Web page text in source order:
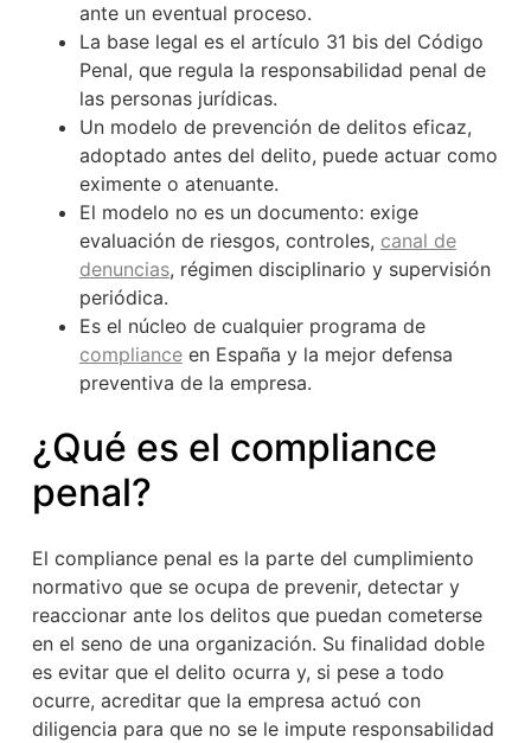
ante un eventual proceso.
La base legal es el artículo 31 bis del Código
Penal, que regula la responsabilidad penal de
las personas jurídicas.
Un modelo de prevención de delitos eficaz,
adoptado antes del delito, puede actuar como
eximente o atenuante.
El modelo no es un documento: exige
evaluación de riesgos, controles, canal de
denuncias, régimen disciplinario y supervisión
periódica.
Es el núcleo de cualquier programa de
complianceen España y la mejor defensa
preventiva de la empresa.
¿Qué es el compliance
penal?
El compliance penal es la parte del cumplimiento
normativo que se ocupa de prevenir, detectar y
reaccionar ante los delitos que puedan cometerse
en el seno de una organización. Su finalidad doble
es evitar que el delito ocurra y, si pese a todo
ocurre, acreditar que la empresa actuó con
diligencia para que no se le impute responsabilidad